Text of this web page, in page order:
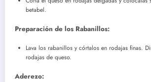
betabel.
Preparación de los Rabanillos:
Lava los rabanillos y córtalos en rodajas finas.
rodajas de queso.
Aderezo: